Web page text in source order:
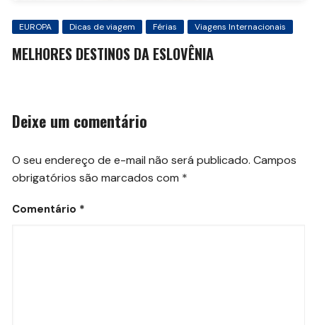
EUROPA Dicas de viagem Férias Viagens Internacionais
MELHORES DESTINOS DA ESLOVÊNIA
Deixe um comentário
O seu endereço de e-mail não será publicado. Campos
obrigatórios são marcados com *
Comentário *